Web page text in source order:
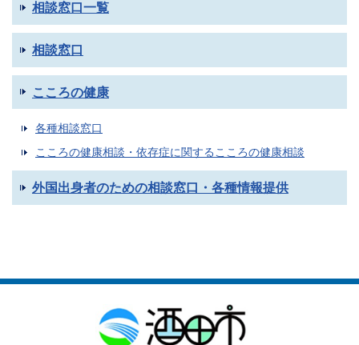
相談窓口一覧
相談窓口
こころの健康
各種相談窓口
こころの健康相談・依存症に関するこころの健康相談
外国出身者のための相談窓口・各種情報提供